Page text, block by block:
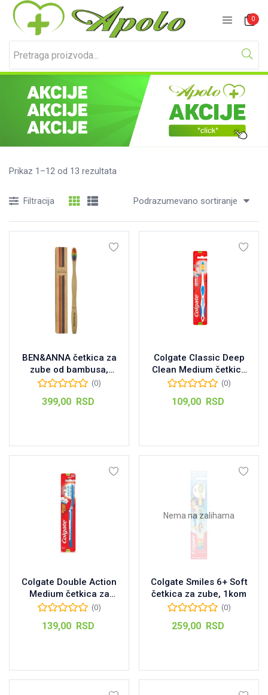
0
Prijavite se Registracija
Unesite svoje korisničko ime i lozinku za prijavu.
Zapamti me Izgubljena lozinka?
Prikaz 1–12 od 13 rezultata
Filtracija Podrazumevano sortiranje
BEN&ANNA četkica za
zube od bambusa,
1kom
(0)
399,00 RSD
Colgate Classic Deep
Clean Medium četkica
za zube, 1kom
(0)
109,00 RSD
Colgate Double Action
Medium četkica za
zube, 1kom(0)
139,00 RSD
Nema na zalihama
Colgate Smiles 6+ Soft
četkica za zube, 1kom
(0)
259,00 RSD